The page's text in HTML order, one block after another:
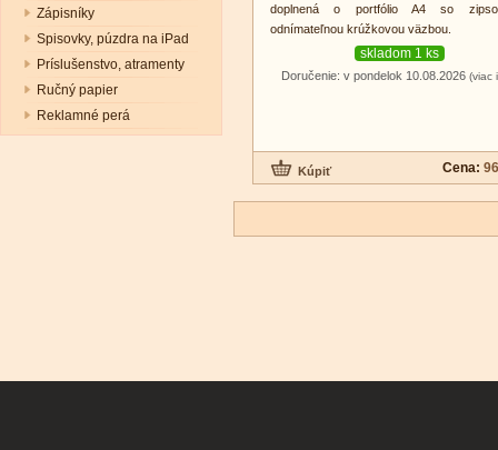
Zápisníky
Spisovky, púzdra na iPad
Príslušenstvo, atramenty
Ručný papier
Reklamné perá
doplnená o portfólio A4 so
odnímateľnou krúžkovou väzbou.
skladom 1 ks
Doručenie: v pondelok 10.08.2026 (viac
Cena: